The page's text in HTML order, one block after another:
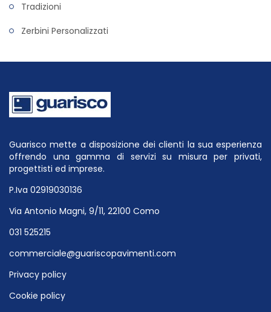
Tradizioni
Zerbini Personalizzati
Guarisco mette a disposizione dei clienti la sua esperienza
offrendo una gamma di servizi su misura per privati,
progettisti ed imprese.
P.Iva 02919030136
Via Antonio Magni, 9/11, 22100 Como
031 525215
commerciale@guariscopavimenti.com
Privacy policy
Cookie policy